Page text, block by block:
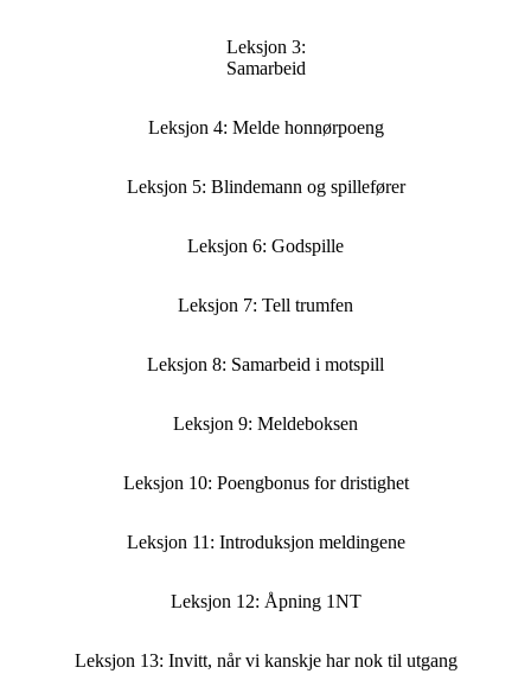
Leksjon 3:
Samarbeid
Leksjon 4: Melde honnørpoeng
Leksjon 5: Blindemann og spillefører
Leksjon 6: Godspille
Leksjon 7: Tell trumfen
Leksjon 8: Samarbeid i motspill
Leksjon 9: Meldeboksen
Leksjon 10: Poengbonus for dristighet
Leksjon 11: Introduksjon meldingene
Leksjon 12: Åpning 1NT
Leksjon 13: Invitt, når vi kanskje har nok til utgang